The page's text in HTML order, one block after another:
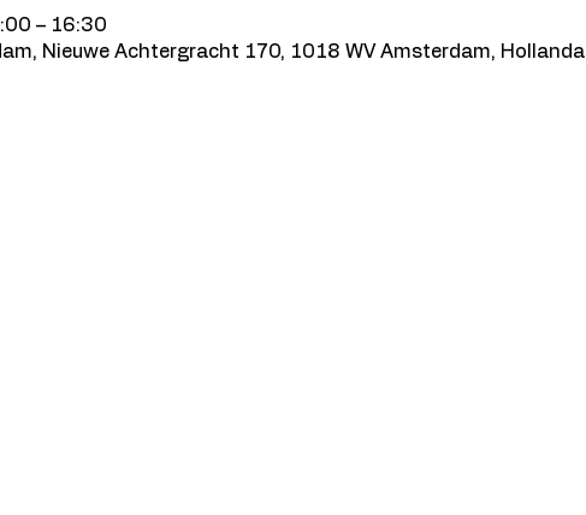
– 16:30
Nieuwe Achtergracht 170, 1018 WV Amsterdam, Hollanda